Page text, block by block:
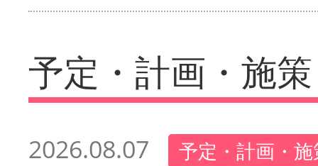
予定・計画・施策
2026.08.07 予定・計画・